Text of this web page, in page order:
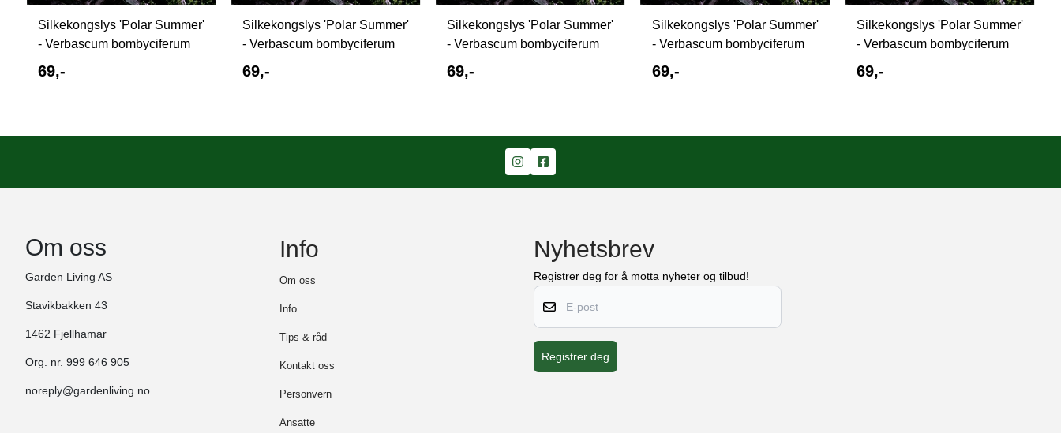
Silkekongslys 'Polar Summer'
- Verbascum bombyciferum
69,-
Silkekongslys 'Polar Summer'
- Verbascum bombyciferum
69,-
Silkekongslys 'Polar Summer'
- Verbascum bombyciferum
69,-
Silkekongslys 'Polar Summer'
- Verbascum bombyciferum
69,-
Silkekongslys 'Polar Summer'
- Verbascum bombyciferum
69,-
Om oss
Garden Living AS
Stavikbakken 43
1462 Fjellhamar
Org. nr. 999 646 905
noreply@gardenliving.no
Info
Om oss
Info
Tips & råd
Kontakt oss
Personvern
Ansatte
Nyhetsbrev
Registrer deg for å motta nyheter og tilbud!
E-post
Registrer deg